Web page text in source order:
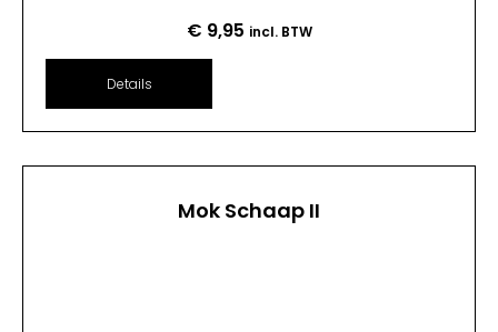
€ 9,95 incl. BTW
Details
Mok Schaap II